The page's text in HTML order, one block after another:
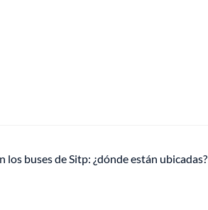
buses de Sitp: ¿dónde están ubicadas?